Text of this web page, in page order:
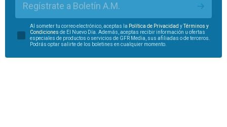
Regístrate a Boletín A.M.
Al someter tu correo electrónico, aceptas la Política de Privacidad y
Términos y
Condiciones de El Nuevo Día. Además, aceptas recibir información u ofertas
especiales de productos o servicios de GFR Media, sus afiliadas o de terceros.
Podrás optar salirte de los boletines en cualquier momento.